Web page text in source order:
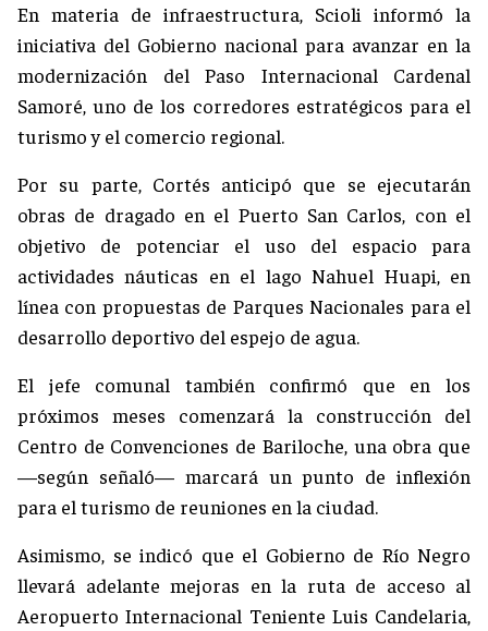
En materia de infraestructura, Scioli informó la
iniciativa del Gobierno nacional para avanzar en la
modernización del Paso Internacional Cardenal
Samoré, uno de los corredores estratégicos para el
turismo y el comercio regional.
Por su parte, Cortés anticipó que se ejecutarán
obras de dragado en el Puerto San Carlos, con el
objetivo de potenciar el uso del espacio para
actividades náuticas en el lago Nahuel Huapi, en
línea con propuestas de Parques Nacionales para el
desarrollo deportivo del espejo de agua.
El jefe comunal también confirmó que en los
próximos meses comenzará la construcción del
Centro de Convenciones de Bariloche, una obra que
—según señaló— marcará un punto de inflexión
para el turismo de reuniones en la ciudad.
Asimismo, se indicó que el Gobierno de Río Negro
llevará adelante mejoras en la ruta de acceso al
Aeropuerto Internacional Teniente Luis Candelaria,